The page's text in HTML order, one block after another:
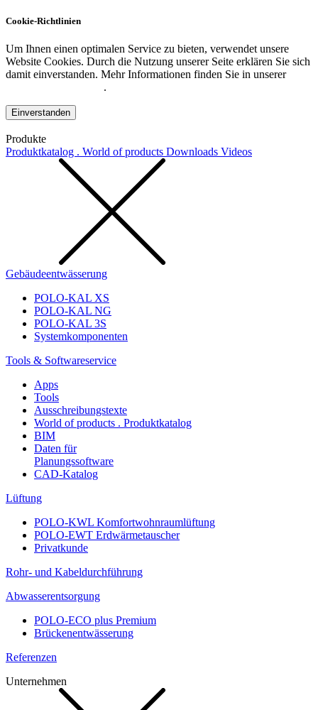
Cookie-Richtlinien
Um Ihnen einen optimalen Service zu bieten, verwendet unsere
Website Cookies. Durch die Nutzung unserer Seite erklären Sie sich
damit einverstanden. Mehr Informationen finden Sie in unserer
.
Einverstanden
Produkte
Produktkatalog . World of products Downloads Videos
Gebäudeentwässerung
POLO-KAL XS
POLO-KAL NG
POLO-KAL 3S
Systemkomponenten
Tools & Softwareservice
Apps
Tools
Ausschreibungstexte
World of products . Produktkatalog
BIM
Daten für
Planungssoftware
CAD-Katalog
Lüftung
POLO-KWL Komfortwohnraumlüftung
POLO-EWT Erdwärmetauscher
Privatkunde
Rohr- und Kabeldurchführung
Abwasserentsorgung
POLO-ECO plus Premium
Brückenentwässerung
Referenzen
Unternehmen